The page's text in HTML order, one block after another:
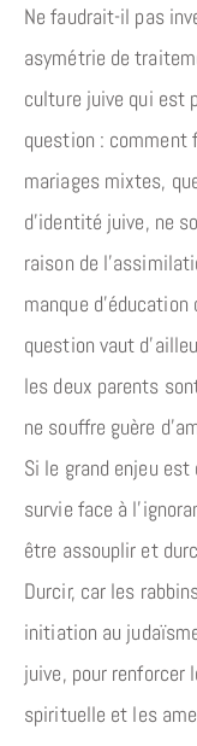
Ne faudrait-il pas
asymétrie de
culture juive qui est
question : comment
mariages mixtes,
d’identité juive, ne
raison de
manque
question vaut
les deux parents
ne souffre guère
Si le grand enjeu
survie face à
être assouplir et
Durcir, car les
initiation au
juive, pour
spirituelle et les